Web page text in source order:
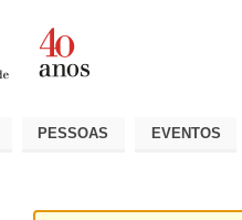
PESSOAS EVENTOS